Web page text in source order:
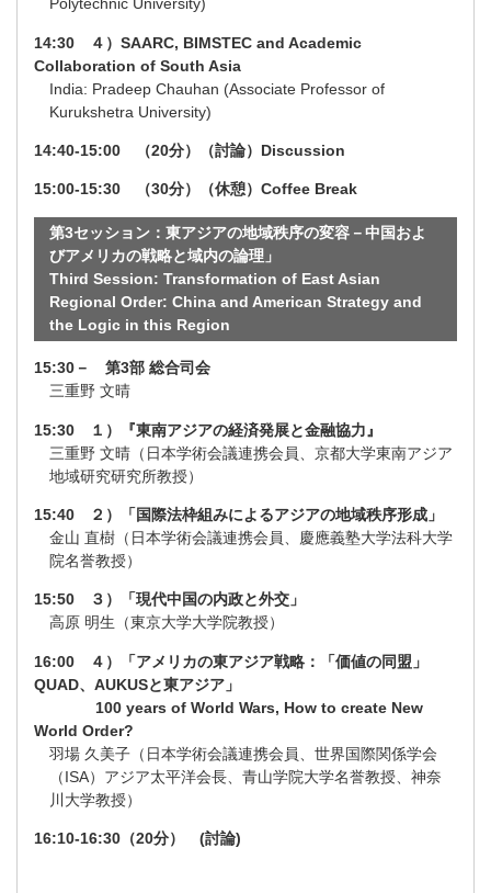
Polytechnic University)
14:30 ４）SAARC, BIMSTEC and Academic
Collaboration of South Asia
India: Pradeep Chauhan (Associate Professor of
Kurukshetra University)
14:40-15:00 （20分）（討論）Discussion
15:00-15:30 （30分）（休憩）Coffee Break
第3セッション：東アジアの地域秩序の変容－中国およ
びアメリカの戦略と域内の論理」
Third Session: Transformation of East Asian
Regional Order: China and American Strategy and
the Logic in this Region
15:30－ 第3部 総合司会
三重野 文晴
15:30 １）『東南アジアの経済発展と金融協力』
三重野 文晴（日本学術会議連携会員、京都大学東南アジア
地域研究研究所教授）
15:40 ２）「国際法枠組みによるアジアの地域秩序形成」
金山 直樹（日本学術会議連携会員、慶應義塾大学法科大学
院名誉教授）
15:50 ３）「現代中国の内政と外交」
高原 明生（東京大学大学院教授）
16:00 ４）「アメリカの東アジア戦略：「価値の同盟」
QUAD、AUKUSと東アジア」
100 years of World Wars, How to create New
World Order?
羽場 久美子（日本学術会議連携会員、世界国際関係学会
（ISA）アジア太平洋会長、青山学院大学名誉教授、神奈
川大学教授）
16:10-16:30（20分） (討論)